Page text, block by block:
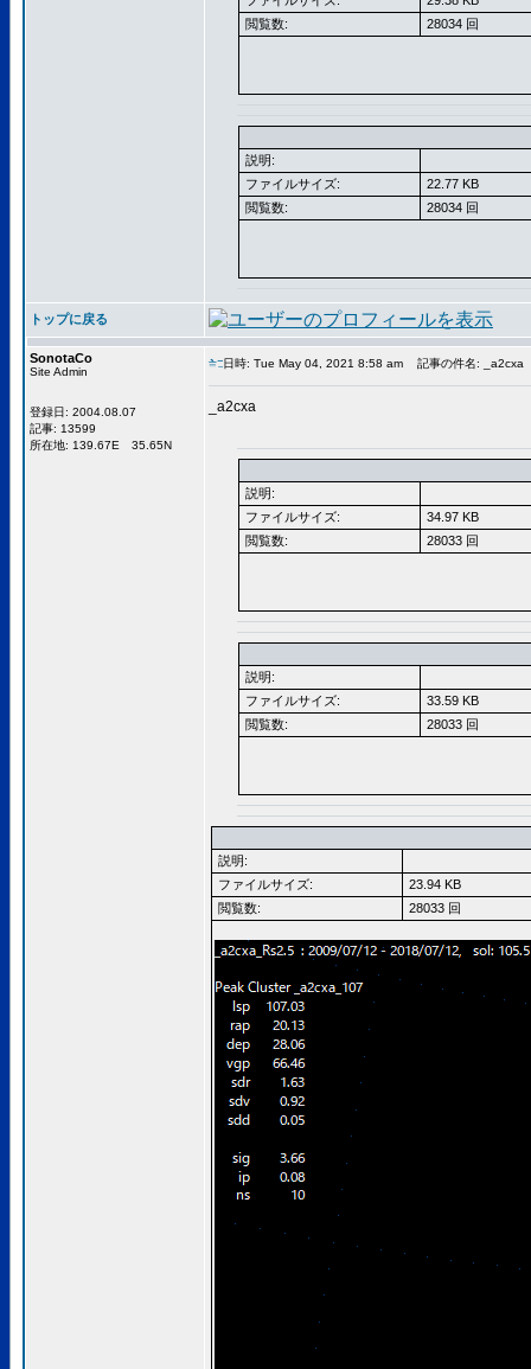
閲覧数:
28034 回
説明:
ファイルサイズ:
22.77 KB
閲覧数:
28034 回
トップに戻る
SonotaCo
Site Admin
登録日: 2004.08.07
記事: 13599
所在地: 139.67E 35.65N
日時: Tue May 04, 2021 8:58 am 記事の件名: _a2cxa
_a2cxa
説明:
ファイルサイズ:
34.97 KB
閲覧数:
28033 回
説明:
ファイルサイズ:
33.59 KB
閲覧数:
28033 回
説明:
ファイルサイズ:
23.94 KB
閲覧数:
28033 回